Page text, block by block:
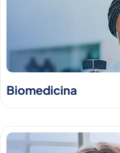
Biomedicina